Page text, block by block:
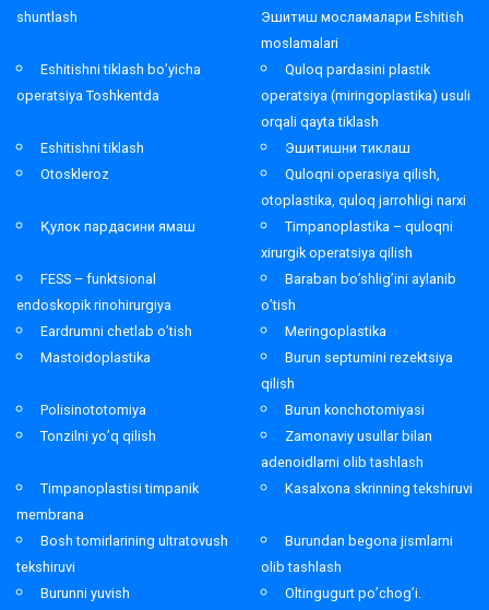
shuntlash
Эшитиш мосламалари Eshitish
moslamalari
Eshitishni tiklash bo’yicha
operatsiya Toshkentda
Quloq pardasini plastik
operatsiya (miringoplastika) usuli
orqali qayta tiklash
Eshitishni tiklash
Эшитишни тиклаш
Otoskleroz
Quloqni operasiya qilish,
otoplastika, quloq jarrohligi narxi
Қулок пардасини ямаш
Timpanoplastika – quloqni
xirurgik operatsiya qilish
FESS – funktsional
endoskopik rinohirurgiya
Baraban bo’shlig’ini aylanib
o’tish
Eardrumni chetlab o’tish
Meringoplastika
Mastoidoplastika
Burun septumini rezektsiya
qilish
Polisinototomiya
Burun konchotomiyasi
Tonzilni yo’q qilish
Zamonaviy usullar bilan
adenoidlarni olib tashlash
Timpanoplastisi timpanik
membrana
Kasalxona skrinning tekshiruvi
Bosh tomirlarining ultratovush
tekshiruvi
Burundan begona jismlarni
olib tashlash
Burunni yuvish
Oltingugurt po’chog’i.